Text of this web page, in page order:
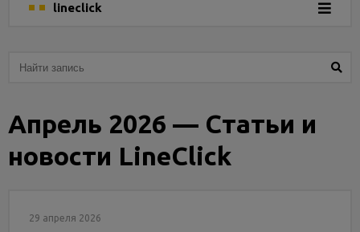
сервис
Статьи
и
новости
Апрель 2026 — Статьи и
новости LineClick
29 апреля 2026
lineclick